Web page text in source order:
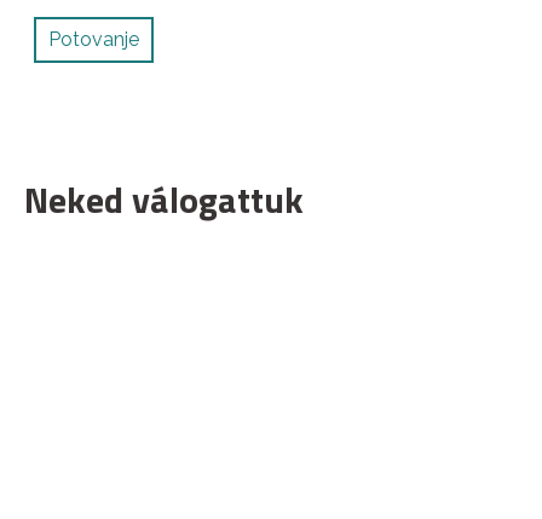
Potovanje
Neked válogattuk